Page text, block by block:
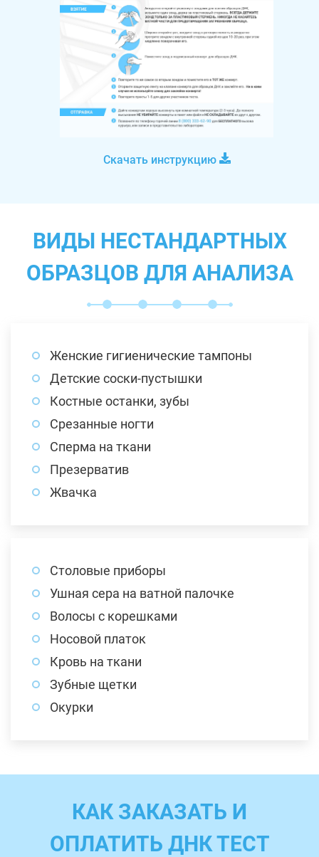
Скачать инструкцию
ВИДЫ НЕСТАНДАРТНЫХ
ОБРАЗЦОВ ДЛЯ АНАЛИЗА
Женские гигиенические тампоны
Детские соски-пустышки
Костные останки, зубы
Срезанные ногти
Сперма на ткани
Презерватив
Жвачка
Столовые приборы
Ушная сера на ватной палочке
Волосы с корешками
Носовой платок
Кровь на ткани
Зубные щетки
Окурки
КАК ЗАКАЗАТЬ И
ОПЛАТИТЬ ДНК ТЕСТ